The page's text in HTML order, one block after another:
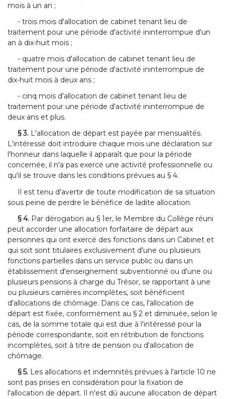
mois à un an ;
- trois mois d'allocation de cabinet tenant lieu de
traitement pour une période d'activité ininterrompue d'un
an à dix-huit mois ;
- quatre mois d'allocation de cabinet tenant lieu de
traitement pour une période d'activité ininterrompue de
dix-huit mois à deux ans ;
- cinq mois d'allocation de cabinet tenant lieu de
traitement pour une période d'activité ininterrompue de
deux ans et plus.
§ 3. L'allocation de départ est payée par mensualités.
L'intéressé doit introduire chaque mois une déclaration sur
l'honneur dans laquelle il apparaît que pour la période
concernée, il n'a pas exercé une activité professionnelle ou
qu'il se trouve dans les conditions prévues au § 4.
Il est tenu d'avertir de toute modification de sa situation
sous peine de perdre le bénéfice de ladite allocation.
§ 4. Par dérogation au § 1er, le Membre du Collège réuni
peut accorder une allocation forfaitaire de départ aux
personnes qui ont exercé des fonctions dans un Cabinet et
qui soit sont titulaires exclusivement d'une ou plusieurs
fonctions partielles dans un service public ou dans un
établissement d'enseignement subventionné ou d'une ou
plusieurs pensions à charge du Trésor, se rapportant à une
ou plusieurs carrières incomplètes, soit bénéficient
d'allocations de chômage. Dans ce cas, l'allocation de
départ est fixée, conformément au § 2 et diminuée, selon le
cas, de la somme totale qui est due à l'intéressé pour la
période correspondante, soit en rétribution de fonctions
incomplètes, soit à titre de pension ou d'allocation de
chômage.
§ 5. Les allocations et indemnités prévues à l'article 10 ne
sont pas prises en considération pour la fixation de
l'allocation de départ. Il n'est dû aucune allocation de départ